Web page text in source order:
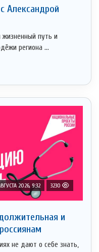
Александрой
путь и
региона ...
2026, 9:32 3230
и
не дают о себе знать,